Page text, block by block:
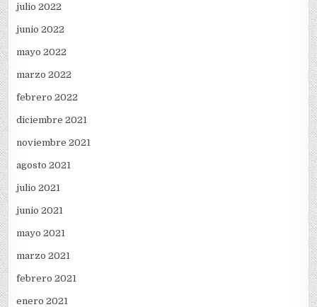
julio 2022
junio 2022
mayo 2022
marzo 2022
febrero 2022
diciembre 2021
noviembre 2021
agosto 2021
julio 2021
junio 2021
mayo 2021
marzo 2021
febrero 2021
enero 2021